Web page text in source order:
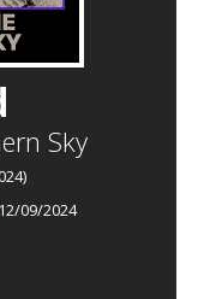
Sky
09/2024